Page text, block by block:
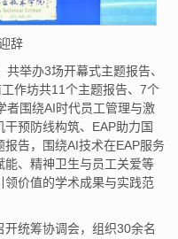
辞
共举办3场开幕式主题报告、
作坊共11个主题报告、7个
者围绕AI时代员工管理与激
预防线构筑、EAP助力国
告，围绕AI技术在EAP服务
能、精神卫生与员工关爱等
价值的学术成果与实践范
统筹协调会，组织30余名